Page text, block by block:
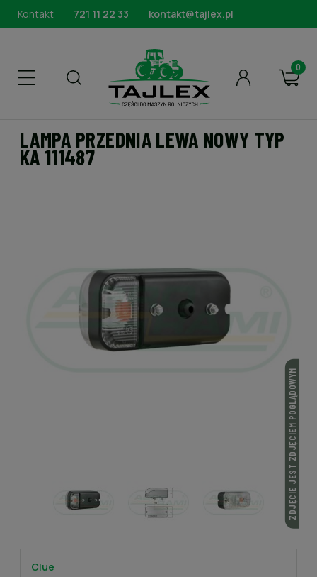
Kontakt 721 11 22 33 kontakt@tajlex.pl
LAMPA PRZEDNIA LEWA NOWY TYP
KA 111487
ZDJĘCIE JEST ZDJĘCIEM POGLĄDOWYM
Clue